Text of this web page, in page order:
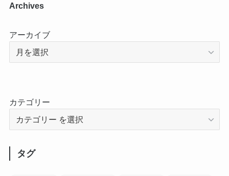
Archives
アーカイブ
カテゴリー
タグ